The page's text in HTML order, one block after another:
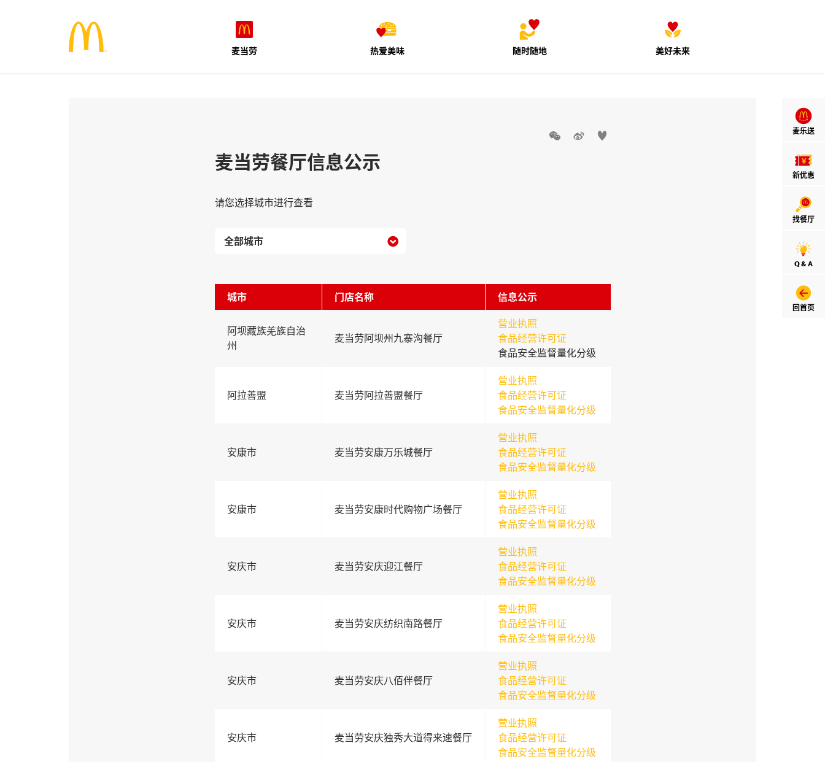
麦当劳 热爱美味 随时随地 美好未来
麦乐送
新优惠
找餐厅
Q & A
回首页
  
麦当劳餐厅信息公示
请您选择城市进行查看

城市 门店名称 信息公示
阿坝藏族羌族自治
州
麦当劳阿坝州九寨沟餐厅
营业执照
食品经营许可证
食品安全监督量化分级
阿拉善盟 麦当劳阿拉善盟餐厅
营业执照
食品经营许可证
食品安全监督量化分级
安康市 麦当劳安康万乐城餐厅
营业执照
食品经营许可证
食品安全监督量化分级
安康市 麦当劳安康时代购物广场餐厅
营业执照
食品经营许可证
食品安全监督量化分级
安庆市 麦当劳安庆迎江餐厅
营业执照
食品经营许可证
食品安全监督量化分级
安庆市 麦当劳安庆纺织南路餐厅
营业执照
食品经营许可证
食品安全监督量化分级
安庆市 麦当劳安庆八佰伴餐厅
营业执照
食品经营许可证
食品安全监督量化分级
安庆市 麦当劳安庆独秀大道得来速餐厅
营业执照
食品经营许可证
食品安全监督量化分级